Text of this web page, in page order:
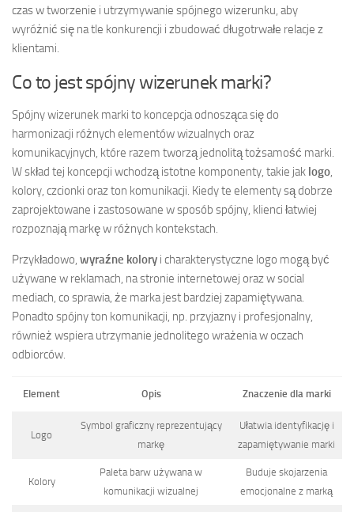
czas w tworzenie i utrzymywanie spójnego wizerunku, aby
wyróżnić się na tle konkurencji i zbudować długotrwałe relacje z
klientami.
Co to jest spójny wizerunek marki?
Spójny wizerunek marki to koncepcja odnosząca się do
harmonizacji różnych elementów wizualnych oraz
komunikacyjnych, które razem tworzą jednolitą tożsamość marki.
W skład tej koncepcji wchodzą istotne komponenty, takie jak logo,
kolory, czcionki oraz ton komunikacji. Kiedy te elementy są dobrze
zaprojektowane i zastosowane w sposób spójny, klienci łatwiej
rozpoznają markę w różnych kontekstach.
Przykładowo, wyraźne kolory i charakterystyczne logo mogą być
używane w reklamach, na stronie internetowej oraz w social
mediach, co sprawia, że marka jest bardziej zapamiętywana.
Ponadto spójny ton komunikacji, np. przyjazny i profesjonalny,
również wspiera utrzymanie jednolitego wrażenia w oczach
odbiorców.
Element Opis Znaczenie dla marki
Logo
Symbol graficzny reprezentujący
markę
Ułatwia identyfikację i
zapamiętywanie marki
Kolory
Paleta barw używana w
komunikacji wizualnej
Buduje skojarzenia
emocjonalne z marką